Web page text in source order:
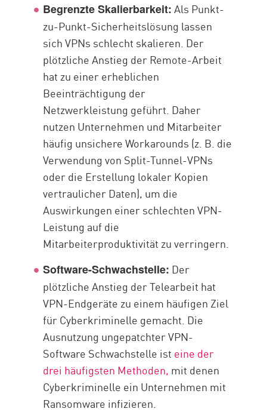
Begrenzte Skalierbarkeit:Als Punkt-
zu-Punkt-Sicherheitslösung lassen
sich VPNs schlecht skalieren. Der
plötzliche Anstieg der Remote-Arbeit
hat zu einer erheblichen
Beeinträchtigung der
Netzwerkleistung geführt. Daher
nutzen Unternehmen und Mitarbeiter
häufig unsichere Workarounds (z. B. die
Verwendung von Split-Tunnel-VPNs
oder die Erstellung lokaler Kopien
vertraulicher Daten), um die
Auswirkungen einer schlechten VPN-
Leistung auf die
Mitarbeiterproduktivität zu verringern.
Software-Schwachstelle: Der
plötzliche Anstieg der Telearbeit hat
VPN-Endgeräte zu einem häufigen Ziel
für Cyberkriminelle gemacht. Die
Ausnutzung ungepatchter VPN-
Software Schwachstelle ist eine der
drei häufigsten Methoden, mit denen
Cyberkriminelle ein Unternehmen mit
Ransomware infizieren.